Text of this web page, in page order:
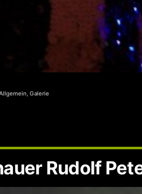
,Galerie
Rudolf